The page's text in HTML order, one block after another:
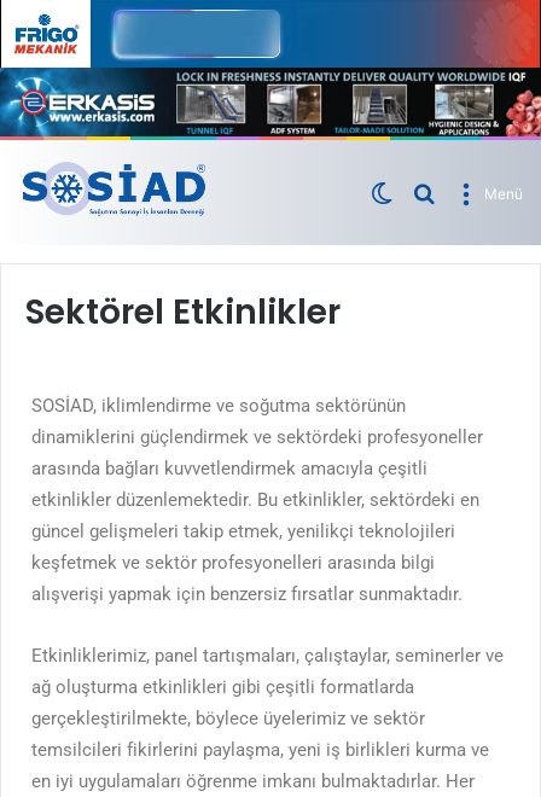
Menü
Sektörel Etkinlikler
SOSİAD, iklimlendirme ve soğutma sektörünün
dinamiklerini güçlendirmek ve sektördeki profesyoneller
arasında bağları kuvvetlendirmek amacıyla çeşitli
etkinlikler düzenlemektedir. Bu etkinlikler, sektördeki en
güncel gelişmeleri takip etmek, yenilikçi teknolojileri
keşfetmek ve sektör profesyonelleri arasında bilgi
alışverişi yapmak için benzersiz fırsatlar sunmaktadır.
Etkinliklerimiz, panel tartışmaları, çalıştaylar, seminerler ve
ağ oluşturma etkinlikleri gibi çeşitli formatlarda
gerçekleştirilmekte, böylece üyelerimiz ve sektör
temsilcileri fikirlerini paylaşma, yeni iş birlikleri kurma ve
en iyi uygulamaları öğrenme imkanı bulmaktadırlar. Her